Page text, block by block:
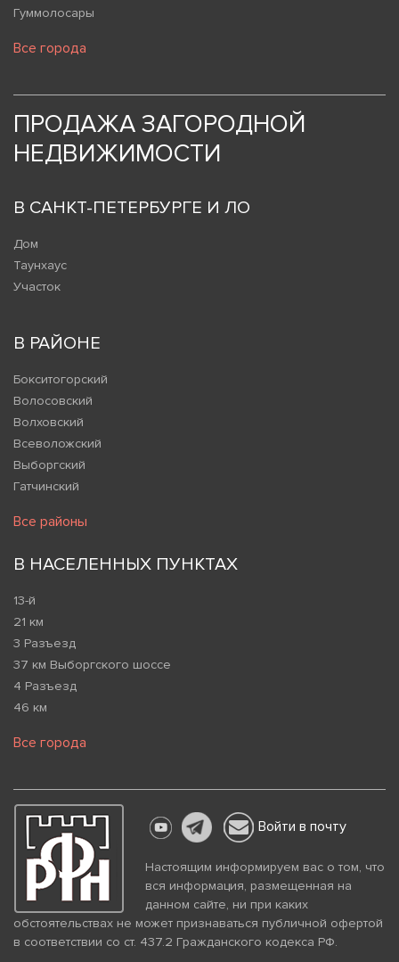
Гуммолосары
Все города
ПРОДАЖА ЗАГОРОДНОЙ
НЕДВИЖИМОСТИ
В САНКТ-ПЕТЕРБУРГЕ И ЛО
Дом
Таунхаус
Участок
В РАЙОНЕ
Бокситогорский
Волосовский
Волховский
Всеволожский
Выборгский
Гатчинский
Все районы
В НАСЕЛЕННЫХ ПУНКТАХ
13-й
21 км
3 Разъезд
37 км Выборгского шоссе
4 Разъезд
46 км
Все города
Войти в почту
Настоящим информируем вас о том, что
вся информация, размещенная на
данном сайте, ни при каких
обстоятельствах не может признаваться публичной офертой
в соответствии со ст. 437.2 Гражданского кодекса РФ.